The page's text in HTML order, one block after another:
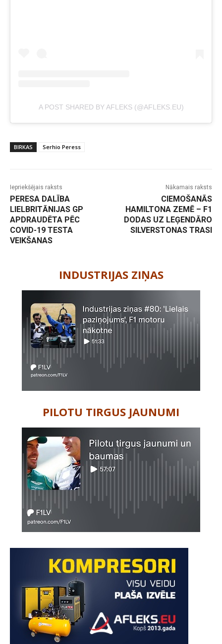
A POST SHARED BY AFLEKS (@AFLEKS.EU)
BIRKAS Serhio Peress
Iepriekšējais raksts
PERESA DALĪBA
LIELBRITĀNIJAS GP
APDRAUDĒTA PĒC
COVID-19 TESTA
VEIKŠANAS
Nākamais raksts
CIEMOŠANĀS
HAMILTONA ZEMĒ – F1
DODAS UZ LEĢENDĀRO
SILVERSTONAS TRASI
INDUSTRIJAS ZIŅAS
PILOTU TIRGUS JAUNUMI